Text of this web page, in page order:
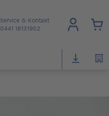
Service & Kontakt
0441 18131902